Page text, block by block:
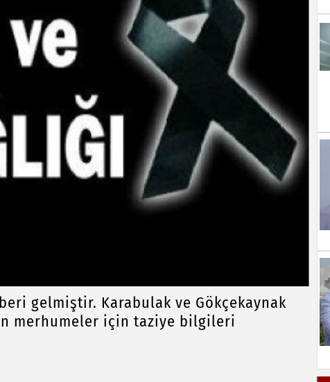
gelmiştir. Karabulak ve Gökçekaynak
merhumeler için taziye bilgileri